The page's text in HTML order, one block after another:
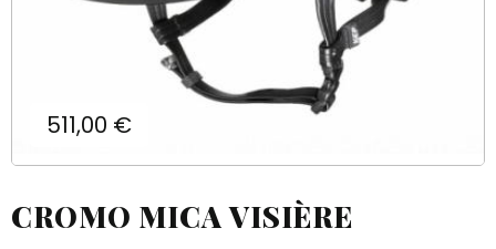
Prix
511,00 €
CROMO MICA VISIÈRE